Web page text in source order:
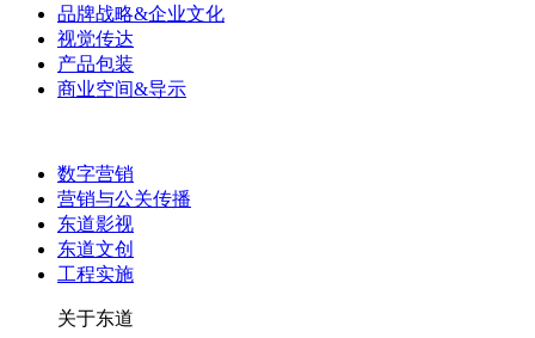
品牌战略&企业文化
视觉传达
产品包装
商业空间&导示
数字营销
营销与公关传播
东道影视
东道文创
工程实施
关于东道